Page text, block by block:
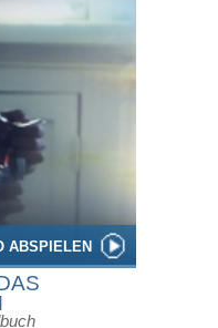
ABSPIELEN